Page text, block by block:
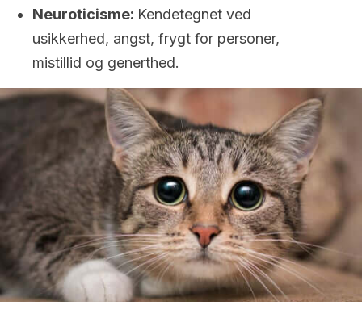
Neuroticisme: Kendetegnet ved
usikkerhed, angst, frygt for personer,
mistillid og generthed.